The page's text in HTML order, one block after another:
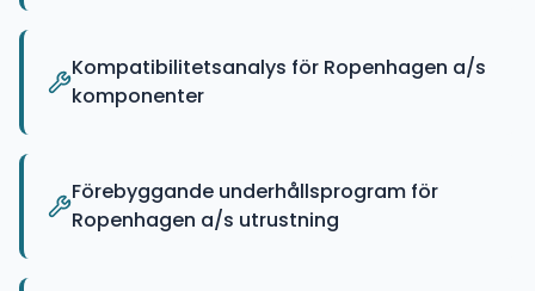
Kompatibilitetsanalys för Ropenhagen a/s
komponenter
Förebyggande underhållsprogram för
Ropenhagen a/s utrustning